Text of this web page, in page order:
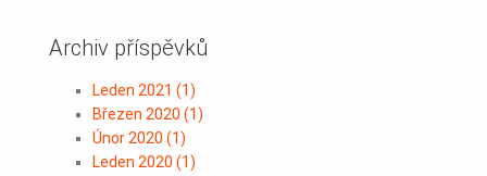
Archiv příspěvků
Leden 2021 (1)
Březen 2020 (1)
Únor 2020 (1)
Leden 2020 (1)